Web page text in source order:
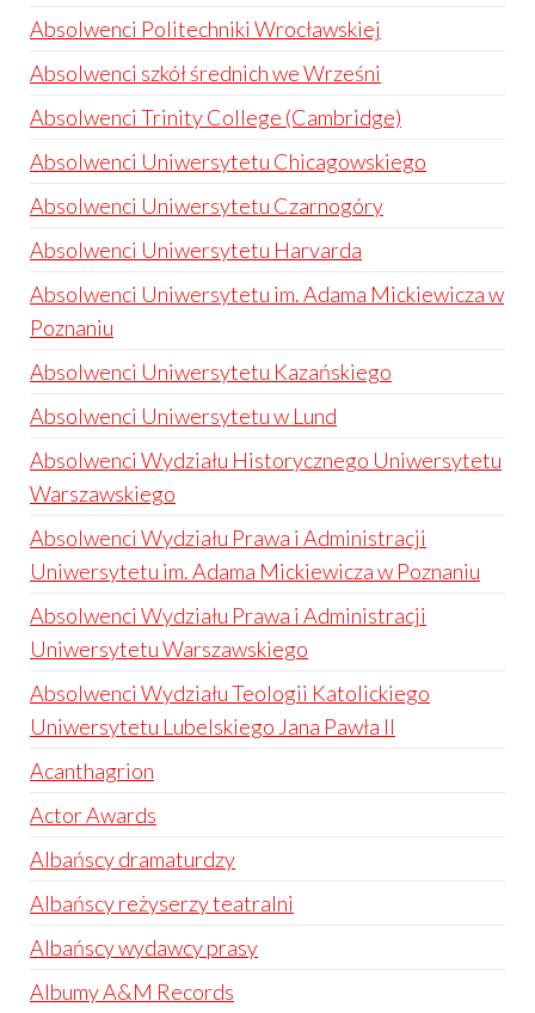
Absolwenci Politechniki Wrocławskiej
Absolwenci szkół średnich we Wrześni
Absolwenci Trinity College (Cambridge)
Absolwenci Uniwersytetu Chicagowskiego
Absolwenci Uniwersytetu Czarnogóry
Absolwenci Uniwersytetu Harvarda
Absolwenci Uniwersytetu im. Adama Mickiewicza w
Poznaniu
Absolwenci Uniwersytetu Kazańskiego
Absolwenci Uniwersytetu w Lund
Absolwenci Wydziału Historycznego Uniwersytetu
Warszawskiego
Absolwenci Wydziału Prawa i Administracji
Uniwersytetu im. Adama Mickiewicza w Poznaniu
Absolwenci Wydziału Prawa i Administracji
Uniwersytetu Warszawskiego
Absolwenci Wydziału Teologii Katolickiego
Uniwersytetu Lubelskiego Jana Pawła II
Acanthagrion
Actor Awards
Albańscy dramaturdzy
Albańscy reżyserzy teatralni
Albańscy wydawcy prasy
Albumy A&M Records